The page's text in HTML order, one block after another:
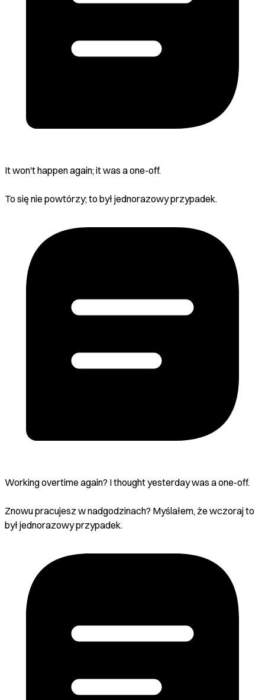
It won't happen again; it was a one-off.
To się nie powtórzy; to był jednorazowy przypadek.
Working overtime again? I thought yesterday was a one-off.
Znowu pracujesz w nadgodzinach? Myślałem, że wczoraj to
był jednorazowy przypadek.